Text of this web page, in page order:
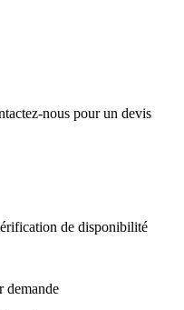
nous pour un devis
de disponibilité
demande